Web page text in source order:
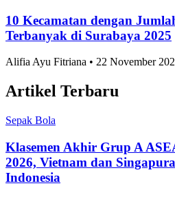
10 Kecamatan dengan
Terbanyak di Surabaya 2025
Alifia Ayu Fitriana • 22 November
Artikel Terbaru
Sepak Bola
Klasemen Akhir Grup A
2026, Vietnam dan
Indonesia